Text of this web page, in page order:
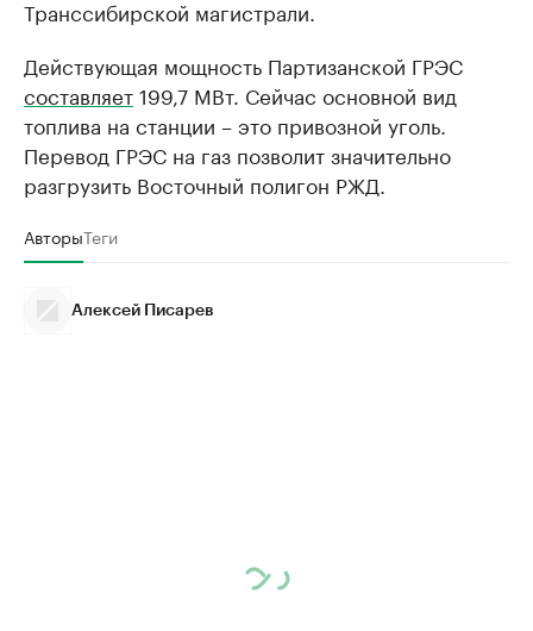
Транссибирской магистрали.
Действующая мощность Партизанской ГРЭС
составляет199,7 МВт. Сейчас основной вид
топлива на станции – это привозной уголь.
Перевод ГРЭС на газ позволит значительно
разгрузить Восточный полигон РЖД.
АвторыТеги
Алексей Писарев